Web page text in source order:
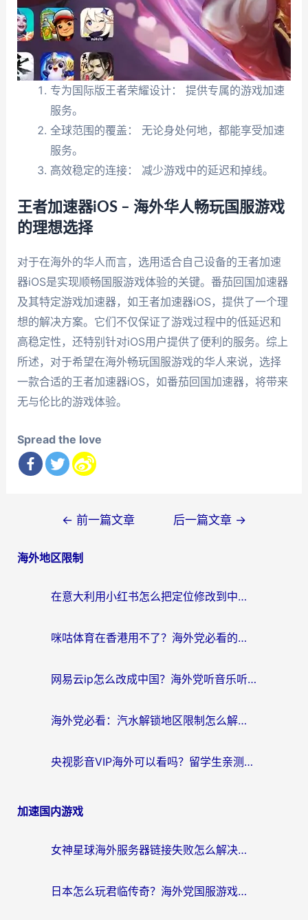
专为国际版王者荣耀设计： 提供专属的游戏加速
服务。
全球范围的覆盖： 无论身处何地，都能享受加速
服务。
高效稳定的连接： 减少游戏中的延迟和掉线。
王者加速器iOS – 海外华人畅玩国服游戏
的理想选择
对于在海外的华人而言，选用适合自己设备的王者加速
器iOS是实现顺畅国服游戏体验的关键。番茄回国加速器
及其特定游戏加速器，如王者加速器iOS，提供了一个理
想的解决方案。它们不仅保证了游戏过程中的低延迟和
高稳定性，还特别针对iOS用户提供了便利的服务。综上
所述，对于希望在海外畅玩国服游戏的华人来说，选择
一款合适的王者加速器iOS，如番茄回国加速器，将带来
无与伦比的游戏体验。
Spread the love
导
← 前一篇文章 后一篇文章 →
海外地区限制
在意大利用小红书怎么把定位修改到中国国内？3个实用技巧+1个靠谱工具帮你搞定
咪咕体育在香港用不了？海外党必看的回国加速器选择指南（附3个真实场景解决方案）
网易云ip怎么改成中国？海外党听音乐听书的无痛解决方案
海外党必看：汽水解锁地区限制怎么解除？3招解决国内影音&生活服务难题
央视影音VIP海外可以看吗？留学生亲测有效的回国加速器选择指南
加速国内游戏
女神星球海外服务器链接失败怎么解决？海外党国服游戏加速避坑指南
日本怎么玩君临传奇？海外党国服游戏加速避坑指南（附菲律宾欧洲玩家实测）